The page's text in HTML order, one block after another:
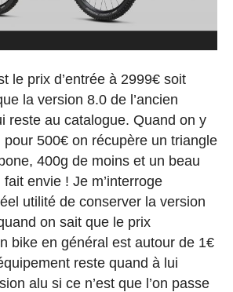
le prix d’entrée à 2999€ soit
la version 8.0 de l’ancien
reste au catalogue. Quand on y
pour 500€ on récupère un triangle
400g de moins et un beau
envie ! Je m’interroge
utilité de conserver la version
on sait que le prix
bike en général est autour de 1€
reste quand à lui
alu si ce n’est que l’on passe